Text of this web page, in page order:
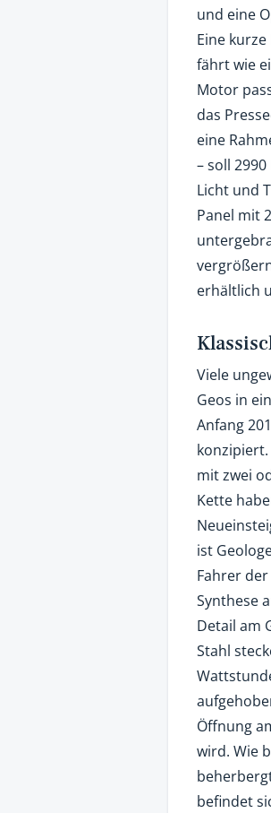
und eine
Eine
fährt wie
Motor
das
eine
– soll
Licht und
Panel mit
erhältlich
Viele
Geos in
Anfang
mit zwei
Kette
ist
Fahrer
Synthese
Detail am
Stahl
Öffnung
wird. Wie
befindet